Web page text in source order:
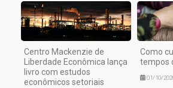
Centro Mackenzie de
Liberdade Econômica lança
livro com estudos
econômicos setoriais
Como
tempos
01/10/